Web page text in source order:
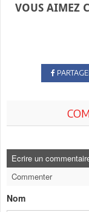
VOUS AIMEZ
Ecrire un
Commenter
Nom